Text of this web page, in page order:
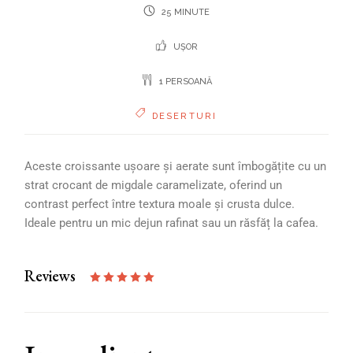
25 MINUTE
UȘOR
1 PERSOANĂ
DESERTURI
Aceste croissante ușoare și aerate sunt îmbogățite cu un
strat crocant de migdale caramelizate, oferind un
contrast perfect între textura moale și crusta dulce.
Ideale pentru un mic dejun rafinat sau un răsfăț la cafea.
Reviews